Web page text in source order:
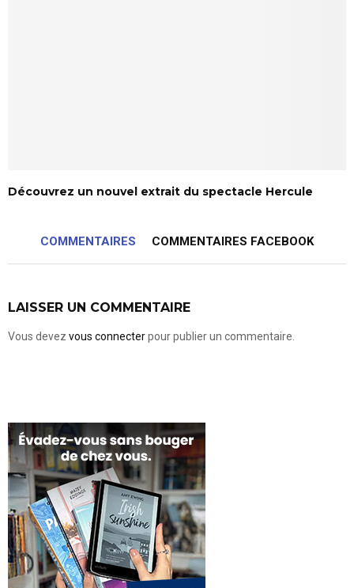
Découvrez un nouvel extrait du spectacle Hercule
COMMENTAIRES COMMENTAIRES FACEBOOK
LAISSER UN COMMENTAIRE
Vous devez vous connecterpour publier un commentaire.